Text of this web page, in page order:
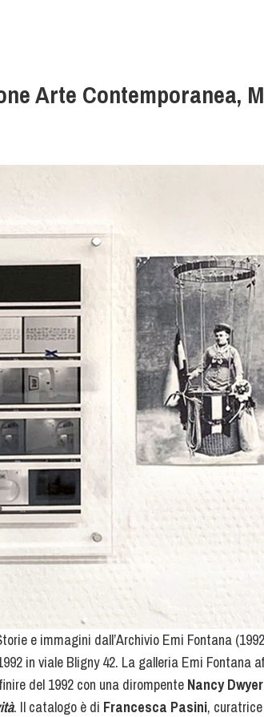
Arte Contemporanea,
e immagini dall’Archivio Emi Fontana
in viale Bligny 42. La galleria Emi Fontana
del 1992 con una dirompente Nancy
. Il catalogo è di Francesca Pasini,